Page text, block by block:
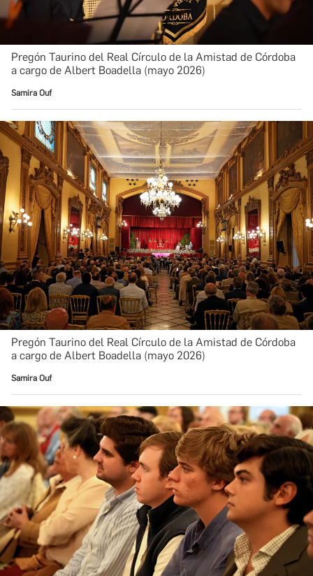
Pregón Taurino del Real Círculo de la Amistad de Córdoba
a cargo de Albert Boadella (mayo 2026)
Samira Ouf
Pregón Taurino del Real Círculo de la Amistad de Córdoba
a cargo de Albert Boadella (mayo 2026)
Samira Ouf